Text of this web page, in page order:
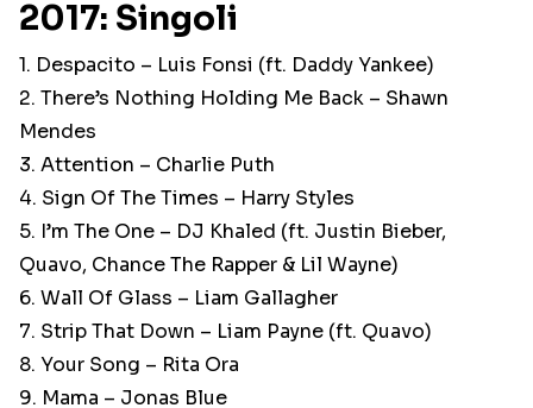
2017: Singoli
1. Despacito – Luis Fonsi (ft. Daddy Yankee)
2. There’s Nothing Holding Me Back – Shawn
Mendes
3. Attention – Charlie Puth
4. Sign Of The Times – Harry Styles
5. I’m The One – DJ Khaled (ft. Justin Bieber,
Quavo, Chance The Rapper & Lil Wayne)
6. Wall Of Glass – Liam Gallagher
7. Strip That Down – Liam Payne (ft. Quavo)
8. Your Song – Rita Ora
9. Mama – Jonas Blue